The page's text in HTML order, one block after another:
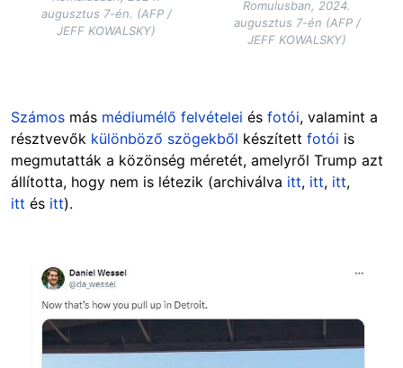
augusztus 7-én. (AFP /
JEFF KOWALSKY)
Romulusban, 2024.
augusztus 7-én (AFP /
JEFF KOWALSKY)
Számos más médiumélő felvételei és fotói, valamint a
résztvevők különböző szögekből készített fotói is
megmutatták a közönség méretét, amelyről Trump azt
állította, hogy nem is létezik (archiválva itt, itt, itt,
itt és itt).
Image